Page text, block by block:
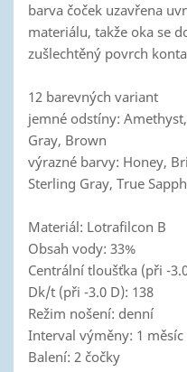
barva čoček uzavřena
materiálu, takže oka se
zušlechtěný povrch
12 barevných variant
jemné odstíny:
Gray, Brown
výrazné barvy: Honey,
Sterling Gray, True
Materiál: Lotrafilcon B
Obsah vody: 33%
Centrální tloušťka (při -
Dk/t (při -3.0 D): 138
Režim nošení: denní
Interval výměny: 1 měsíc
Balení: 2 čočky